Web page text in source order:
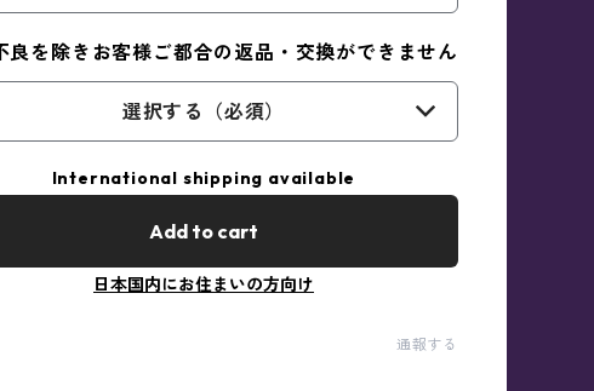
良を除きお客様ご都合の返品・交換ができません
選択する（必須）
International shipping available
Add to cart
日本国内にお住まいの方向け
通報する